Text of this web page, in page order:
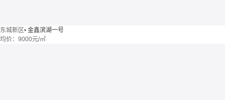
东城新区• 金鑫滨湖一号
均价： 9000元/㎡